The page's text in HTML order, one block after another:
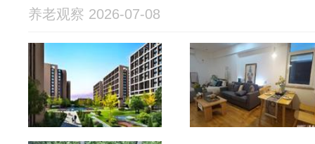
养老观察 2026-07-08